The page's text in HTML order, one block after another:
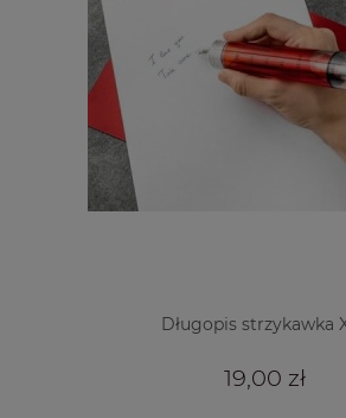
Długopis strzykawka
19,00 zł